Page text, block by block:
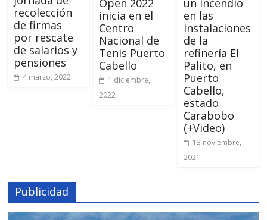
recolección
de firmas
por rescate
de salarios y
pensiones
4 marzo, 2022
Open 2022
inicia en el
Centro
Nacional de
Tenis Puerto
Cabello
1 diciembre,
2022
un incendio
en las
instalaciones
de la
refinería El
Palito, en
Puerto
Cabello,
estado
Carabobo
(+Video)
13 noviembre,
2021
Publicidad